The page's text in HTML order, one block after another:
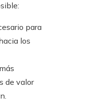
para
los
de valor